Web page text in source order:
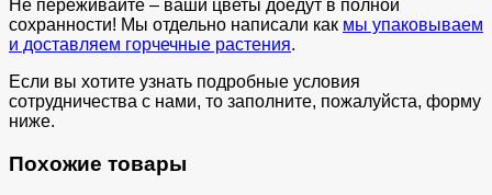
Не переживайте – ваши цветы доедут в полной
сохранности! Мы отдельно написали как мы упаковываем
и доставляем горчечные растения.
Если вы хотите узнать подробные условия
сотрудничества с нами, то заполните, пожалуйста, форму
ниже.
Похожие товары